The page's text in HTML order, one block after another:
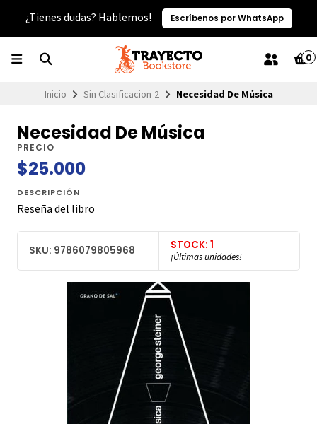
¿Tienes dudas? Hablemos! Escríbenos por WhatsApp
0
Inicio Sin Clasificacion-2 Necesidad De Música
Necesidad De Música
PRECIO
$25.000
DESCRIPCIÓN
Reseña del libro
SKU: 9786079805968 STOCK: 1
¡Últimas unidades!